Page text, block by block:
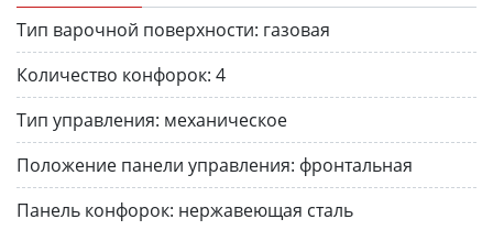
Тип варочной поверхности: газовая
Количество конфорок: 4
Тип управления: механическое
Положение панели управления: фронтальная
Панель конфорок: нержавеющая сталь